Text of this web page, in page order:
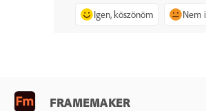
Igen, köszönöm Nem
FRAMEMAKER